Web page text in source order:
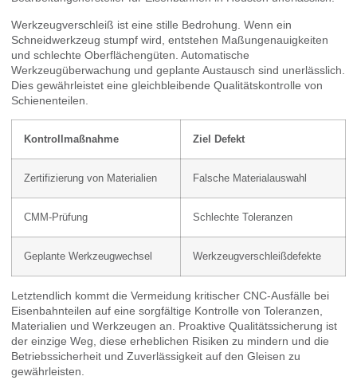
Werkzeugverschleiß ist eine stille Bedrohung. Wenn ein
Schneidwerkzeug stumpf wird, entstehen Maßungenauigkeiten
und schlechte Oberflächengüten. Automatische
Werkzeugüberwachung und geplante Austausch sind unerlässlich.
Dies gewährleistet eine gleichbleibende Qualitätskontrolle von
Schienenteilen.
Kontrollmaßnahme Ziel Defekt
Zertifizierung von Materialien Falsche Materialauswahl
CMM-Prüfung Schlechte Toleranzen
Geplante Werkzeugwechsel Werkzeugverschleißdefekte
Letztendlich kommt die Vermeidung kritischer CNC-Ausfälle bei
Eisenbahnteilen auf eine sorgfältige Kontrolle von Toleranzen,
Materialien und Werkzeugen an. Proaktive Qualitätssicherung ist
der einzige Weg, diese erheblichen Risiken zu mindern und die
Betriebssicherheit und Zuverlässigkeit auf den Gleisen zu
gewährleisten.